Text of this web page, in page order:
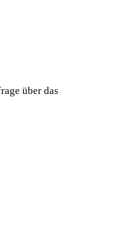
über das